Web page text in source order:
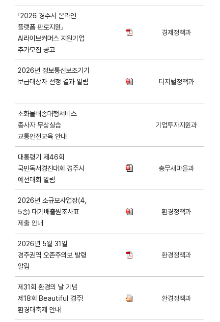
「2026 경주시 온라인
플랫폼 판로지원」
AI라이브커머스 지원기업
추가모집 공고
경제정책과
2026년 정보통신보조기기
보급대상자 선정 결과 알림
디지털정책과
소화물배송대행서비스
종사자 무상실습
교통안전교육 안내
기업투자지원과
대통령기 제46회
국민독서경진대회 경주시
예선대회 알림
총무새마을과
2026년 소규모사업장(4,
5종) 대기배출원조사표
제출 안내
환경정책과
2026년 5월 31일
경주권역 오존주의보 발령
알림
환경정책과
제31회 환경의 날 기념
제18회 Beautiful 경주!
환경대축제 안내
환경정책과